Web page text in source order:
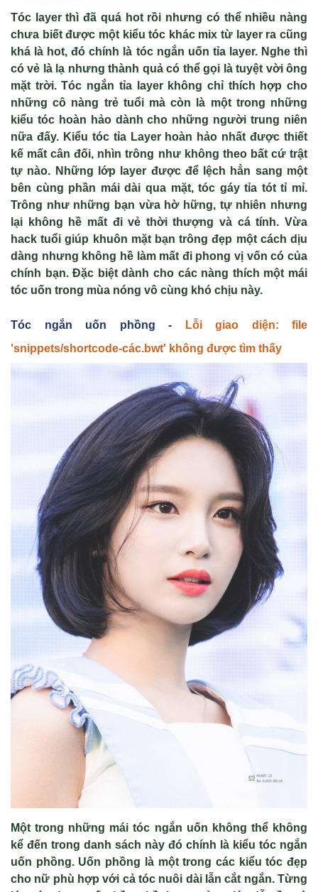
Tóc layer thì đã quá hot rồi nhưng có thể nhiều nàng
chưa biết được một kiểu tóc khác mix từ layer ra cũng
khá là hot, đó chính là tóc ngắn uốn tỉa layer. Nghe thì
có vẻ là lạ nhưng thành quả có thể gọi là tuyệt vời ông
mặt trời.Tóc ngắn tỉa layer không chỉ thích hợp cho
những cô nàng trẻ tuổi mà còn là một trong những
kiểu tóc hoàn hảo dành cho những người trung niên
nữa đấy. Kiểu tóc tỉa Layer hoàn hảo nhất được thiết
kế mất cân đối, nhìn trông như không theo bất cứ trật
tự nào. Những lớp layer được để lệch hẳn sang một
bên cùng phần mái dài qua mặt, tóc gáy tỉa tót tỉ mỉ.
Trông như những bạn vừa hờ hững, tự nhiên nhưng
ại không hề mất đi vẻ thời thượng và cá tính. Vừa
hack tuổi giúp khuôn mặt bạn trông đẹp một cách d ịu
dàng nhưng không hề l àm mất đi phong vị vốn có của
chính bạn.Đặc biệt dành cho các nàng thích một mái
tóc uốn trong mùa nóng vô cùng khó chịu này.
Tóc ngắn uốn phồng -
Lỗi giao diện: file
'snippets/shortcode-các.bwt' không được tìm thấy
Một trong những mái tóc ngắn uốn không thể không
kể đến trong danh sách này đó chính là kiểu tóc ngắn
uốn phồng. Uốn phồng l à một trong các kiểu tóc đẹp
cho nữ phù hợp với cả tóc nuôi dài lẫn cắt ngắn. Từng